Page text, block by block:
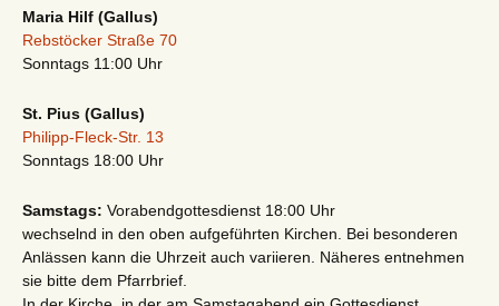
Maria Hilf (Gallus)
Rebstöcker Straße 70
Sonntags 11:00 Uhr
St. Pius (Gallus)
Philipp-Fleck-Str. 13
Sonntags 18:00 Uhr
Samstags: Vorabendgottesdienst 18:00 Uhr
wechselnd in den oben aufgeführten Kirchen. Bei besonderen
Anlässen kann die Uhrzeit auch variieren. Näheres entnehmen
sie bitte dem Pfarrbrief.